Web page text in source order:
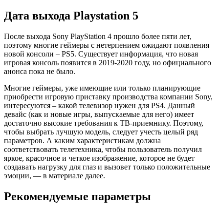
Дата выхода Playstation 5
После выхода Sony PlayStation 4 прошло более пяти лет,
поэтому многие геймеры с нетерпением ожидают появления
новой консоли – PS5. Существует информация, что новая
игровая консоль появится в 2019-2020 году, но официального
анонса пока не было.
Многие геймеры, уже имеющие или только планирующие
приобрести игровую приставку производства компании Sony,
интересуются – какой телевизор нужен для PS4. Данный
девайс (как и новые игры, выпускаемые для него) имеет
достаточно высокие требования к ТВ-приемнику. Поэтому,
чтобы выбрать лучшую модель, следует учесть целый ряд
параметров. А каким характеристикам должна
соответствовать телетехника, чтобы пользователь получил
яркое, красочное и четкое изображение, которое не будет
создавать нагрузку для глаз и вызовет только положительные
эмоции, — в материале далее.
Рекомендуемые параметры